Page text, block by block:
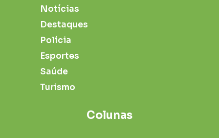
Notícias
Destaques
Polícia
Esportes
Saúde
Turismo
Colunas